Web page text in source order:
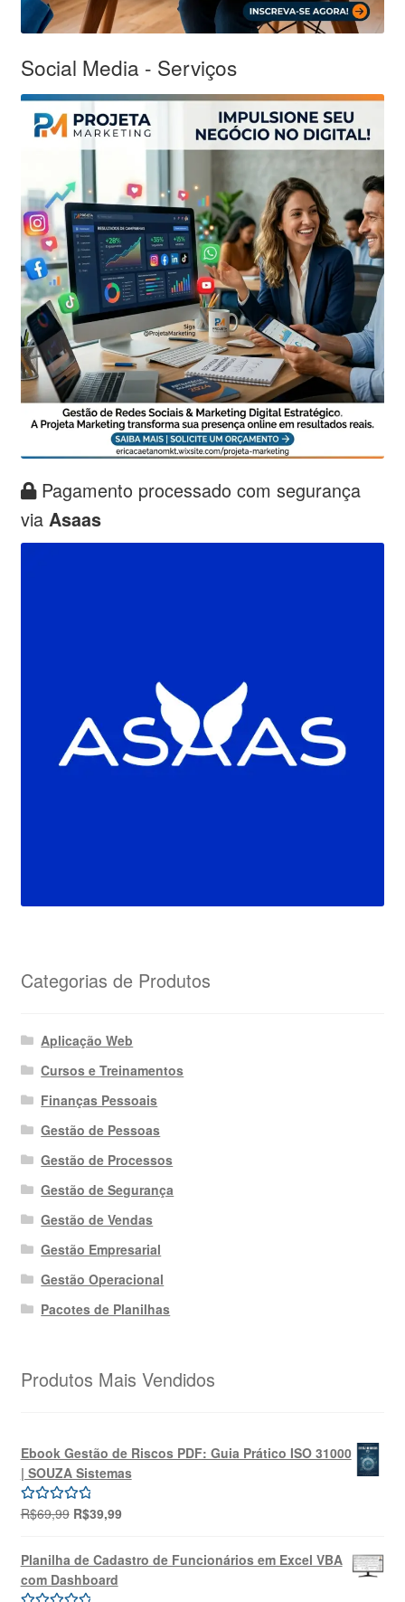
Social Media - Serviços
Pagamento processado com segurança
via Asaas
Categorias de Produtos
Aplicação Web
Cursos e Treinamentos
Finanças Pessoais
Gestão de Pessoas
Gestão de Processos
Gestão de Segurança
Gestão de Vendas
Gestão Empresarial
Gestão Operacional
Pacotes de Planilhas
Produtos Mais Vendidos
Ebook Gestão de Riscos PDF: Guia Prático ISO 31000
| SOUZA Sistemas
Avaliação
R$69,99 O
original
era:
R$69,99.
R$39,99O
é:
Planilha de Cadastro de Funcionários em Excel VBA
com Dashboard